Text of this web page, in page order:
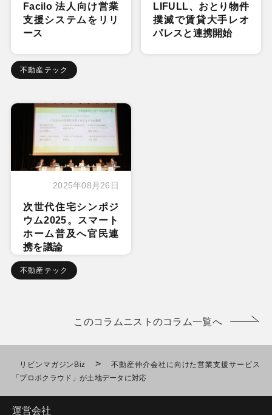
Facilo 法人向け営業
支援システムをリリ
ース
不動産テック
LIFULL、おとり物件
撲滅で賃貸大手レオ
パレスと連携開始
2025年08月26日
次世代住宅シンポジ
ウム2025。スマート
ホーム普及へ官民連
携を議論
不動産テック
このコラムニストのコラム一覧へ
リビンマガジンBiz >
不動産仲介会社に向けた営業支援サービス
「プロポクラウド」が土地データに対応
運営会社